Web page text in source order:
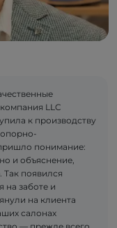
LLC
к производству
понимание:
и объяснение,
появился
на заботе и
на клиента
салонах